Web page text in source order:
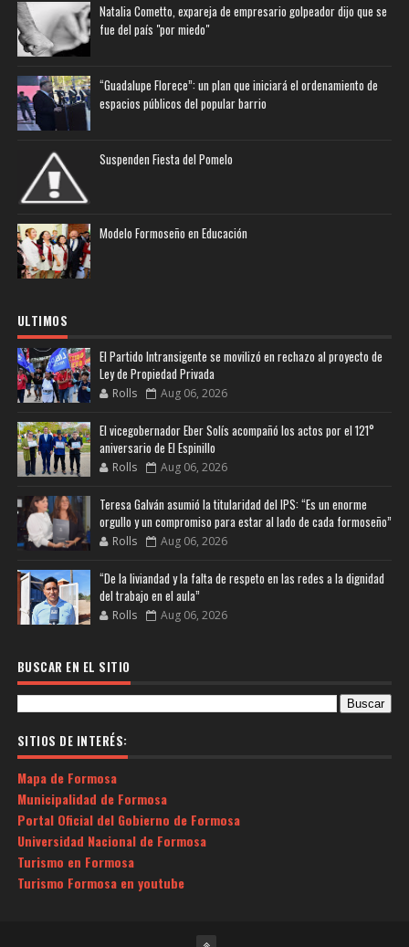
Natalia Cometto, expareja de empresario golpeador dijo que se
fue del país "por miedo"
“Guadalupe Florece”: un plan que iniciará el ordenamiento de
espacios públicos del popular barrio
Suspenden Fiesta del Pomelo
Modelo Formoseño en Educación
ULTIMOS
El Partido Intransigente se movilizó en rechazo al proyecto de
Ley de Propiedad Privada
Rolls Aug 06, 2026
El vicegobernador Eber Solís acompañó los actos por el 121°
aniversario de El Espinillo
Rolls Aug 06, 2026
Teresa Galván asumió la titularidad del IPS: “Es un enorme
orgullo y un compromiso para estar al lado de cada formoseño”
Rolls Aug 06, 2026
“De la liviandad y la falta de respeto en las redes a la dignidad
del trabajo en el aula”
Rolls Aug 06, 2026
BUSCAR EN EL SITIO
SITIOS DE INTERÉS:
Mapa de Formosa
Municipalidad de Formosa
Portal Oficial del Gobierno de Formosa
Universidad Nacional de Formosa
Turismo en Formosa
Turismo Formosa en youtube